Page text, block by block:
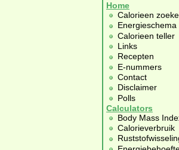
Home
Calorieen
Energieschema
Calorieen teller
Links
Recepten
E-nummers
Contact
Disclaimer
Polls
Calculators
Body Mass
Calorieverbruik